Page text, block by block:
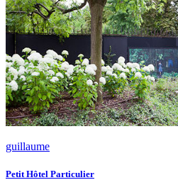
guillaume
Petit Hôtel Particulier